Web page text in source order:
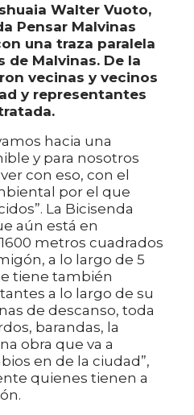
Walter Vuoto,
Pensar Malvinas
una traza paralela
de Malvinas. De la
vecinas y vecinos
y representantes
hacia una
y para nosotros
con eso, con el
por el que
La Bicisenda
aún está en
metros cuadrados
a lo largo de 5
tiene también
a lo largo de su
de descanso, toda
barandas, la
obra que va a
en de la ciudad”,
quienes tienen a